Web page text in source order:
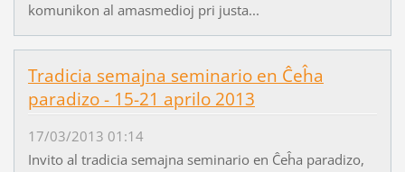
komunikon al amasmedioj pri justa...
Tradicia semajna seminario en Ĉeĥa
paradizo - 15-21 aprilo 2013
17/03/2013 01:14
Invito al tradicia semajna seminario en Ĉeĥa paradizo,